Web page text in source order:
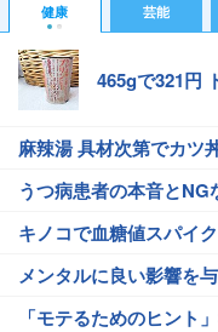
健康 芸能
465gで321円
麻辣湯 具材次第でカツ
うつ病患者の本音とNG
キノコで血糖値スパイ
メンタルに良い影響を
「モテるためのヒント